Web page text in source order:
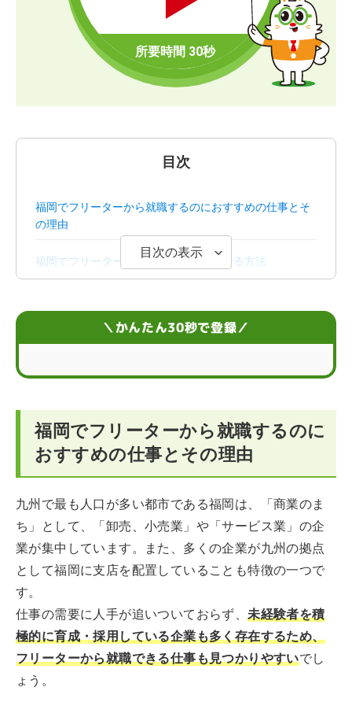
目次
福岡でフリーターから就職するのにおすすめの仕事とそ
の理由
福岡でフリーターからの就職を成功させる方法
福岡でフリーターから就職を目指す際によくある疑問の
目次の表示
＼かんたん30秒で登録／
福岡でフリーターから就職するのに
おすすめの仕事とその理由
九州で最も人口が多い都市である福岡は、「商業のま
ち」として、「卸売、小売業」や「サービス業」の企
業が集中しています。また、多くの企業が九州の拠点
として福岡に支店を配置していることも特徴の一つで
す。
仕事の需要に人手が追いついておらず、未経験者を積
極的に育成・採用している企業も多く存在するため、
フリーターから就職できる仕事も見つかりやすいでし
ょう。